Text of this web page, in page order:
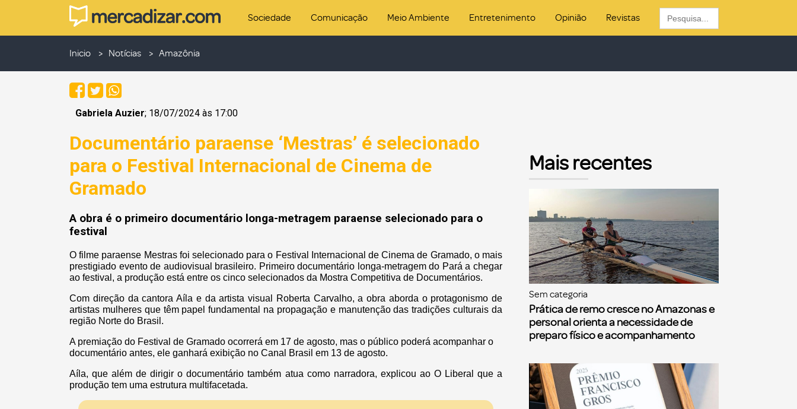
Sociedade Comunicação Meio Ambiente Entretenimento Opinião Revistas
Search
for:
Inicio Notícias Amazônia
Gabriela Auzier; 18/07/2024 às 17:00
Documentário paraense ‘Mestras’ é selecionado
para o Festival Internacional de Cinema de
Gramado
A obra é o primeiro documentário longa-metragem paraense selecionado para o
festival
O filme paraense Mestras foi selecionado para o Festival Internacional de Cinema de Gramado, o mais
prestigiado evento de audiovisual brasileiro. Primeiro documentário longa-metragem do Pará a chegar
ao festival, a produção está entre os cinco selecionados da Mostra Competitiva de Documentários.
Com direção da cantora Aíla e da artista visual Roberta Carvalho, a obra aborda o protagonismo de
artistas mulheres que têm papel fundamental na propagação e manutenção das tradições culturais da
região Norte do Brasil.
A premiação do Festival de Gramado ocorrerá em 17 de agosto, mas o público poderá acompanhar o
documentário antes, ele ganhará exibição no Canal Brasil em 13 de agosto.
Aíla, que além de dirigir o documentário também atua como narradora, explicou ao O Liberal que a
produção tem uma estrutura multifacetada.
Mais recentes
Sem categoria
Prática de remo cresce no Amazonas e
personal orienta a necessidade de
preparo físico e acompanhamento